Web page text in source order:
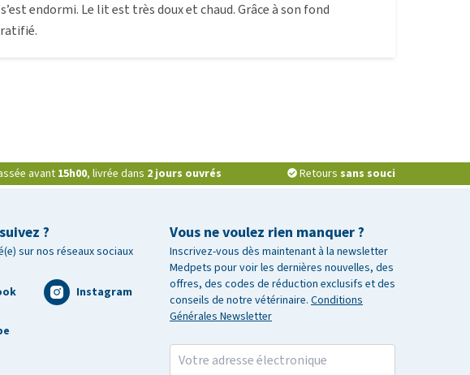
endormi. Le lit est très doux et chaud. Grâce à son fond
avant 15h00, livrée dans 2 jours ouvrés Retours sans souci
Vous ne voulez rien manquer ?
Inscrivez-vous dès maintenant à la newsletter
Medpets pour voir les dernières nouvelles, des
offres, des codes de réduction exclusifs et des
conseils de notre vétérinaire. Conditions
Générales Newsletter
?
sur nos réseaux sociaux
Instagram